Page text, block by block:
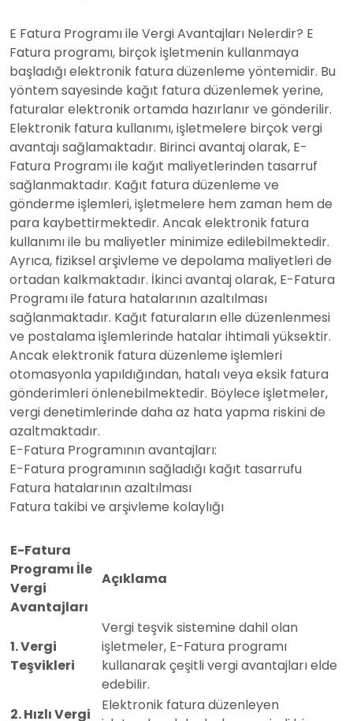
E Fatura Programı ile Vergi Avantajları Nelerdir? E
Fatura programı, birçok işletmenin kullanmaya
başladığı elektronik fatura düzenleme yöntemidir. Bu
yöntem sayesinde kağıt faturadüzenlemek yerine,
faturalar elektronik ortamda hazırlanır ve gönderilir.
Elektronik fatura kullanımı, işletmelere birçok vergi
avantajı sağlamaktadır. Birinci avantaj olarak, E-
Fatura Programı ile kağıt maliyetlerinden tasarruf
sağlanmaktadır. Kağıt fatura düzenleme ve
gönderme işlemleri, işletmelere hem zaman hem de
para kaybettirmektedir. Ancak elektronik fatura
kullanımı ile bu maliyetler minimize edilebilmektedir.
Ayrıca, fiziksel arşivleme ve depolama maliyetleri de
ortadan kalkmaktadır. İkinci avantaj olarak, E-Fatura
Programı ile fatura hatalarının azaltılması
sağlanmaktadır. Kağıt faturaların elle düzenlenmesi
ve postalama işlemlerinde hatalar ihtimali yüksektir.
Ancak elektronik fatura düzenleme işlemleri
otomasyonla yapıldığından, hatalı veya eksik fatura
gönderimleri önlenebilmektedir. Böylece işletmeler,
vergi denetimlerinde daha az hata yapma riskini de
azaltmaktadır.
E-Fatura Programının avantajları:
E-Fatura programının sağladığı kağıt tasarrufu
Fatura hatalarının azaltılması
Fatura takibi ve arşivleme kolaylığı
E-Fatura
Programı İle
Vergi
Avantajları
Açıklama
1. Vergi
Teşvikleri
Vergi teşvik sistemine dahil olan
işletmeler, E-Fatura programı
kullanarak çeşitli vergi avantajları elde
edebilir.
2. Hızlı Vergi
Elektronik fatura düzenleyen